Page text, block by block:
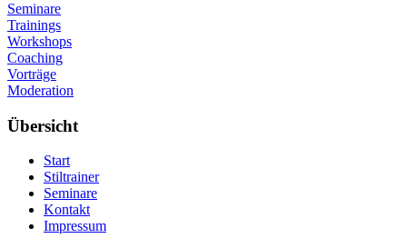
Seminare
Trainings
Workshops
Coaching
Vorträge
Moderation
Übersicht
Start
Stiltrainer
Seminare
Kontakt
Impressum